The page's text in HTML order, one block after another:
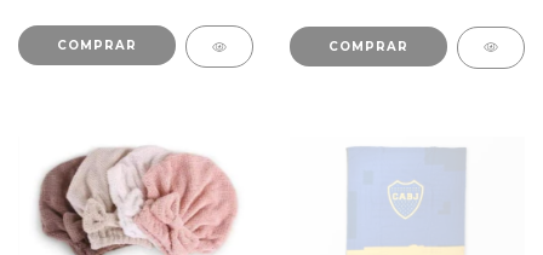
COMPRAR COMPRAR